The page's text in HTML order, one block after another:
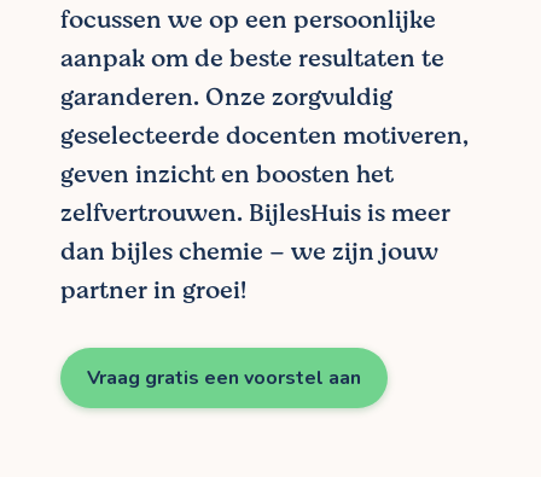
focussen we op een persoonlijke
aanpak om de beste resultaten te
garanderen. Onze zorgvuldig
geselecteerde docenten motiveren,
geven inzicht en boosten het
zelfvertrouwen. BijlesHuis is meer
dan bijles chemie – we zijn jouw
partner in groei!
Vraag gratis een voorstel aan